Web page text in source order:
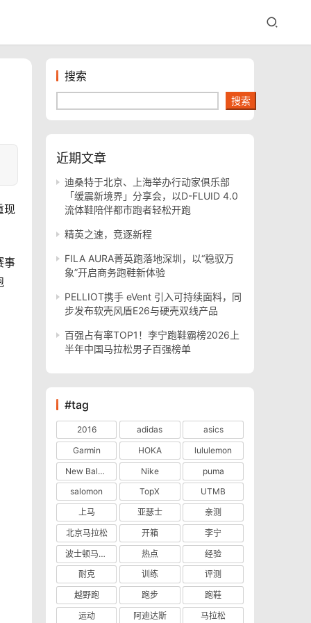
现
事
搜索
搜索
近期文章
迪桑特于北京、上海举办行动家俱乐部
「缓震新境界」分享会，以D-FLUID 4.0
流体鞋陪伴都市跑者轻松开跑
精英之速，竞逐新程
FILA AURA菁英跑落地深圳，以“稳驭万
象”开启商务跑鞋新体验
PELLIOT携手 eVent 引入可持续面料，同
步发布软壳风盾E26与硬壳双线产品
百强占有率TOP1！李宁跑鞋霸榜2026上
半年中国马拉松男子百强榜单
#tag
2016 adidas
asics
Garmin
HOKA
lululemon
New Balance
Nike
puma
salomon
TopX
UTMB
上马
亚瑟士
亲测
北京马拉松
开箱
李宁
波士顿马拉松
热点
经验
耐克
训练
评测
越野跑
跑步
跑鞋
运动
阿迪达斯 马拉松